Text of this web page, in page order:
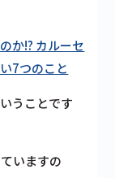
か!? カルーセ
7つのこと
うことです
いますの